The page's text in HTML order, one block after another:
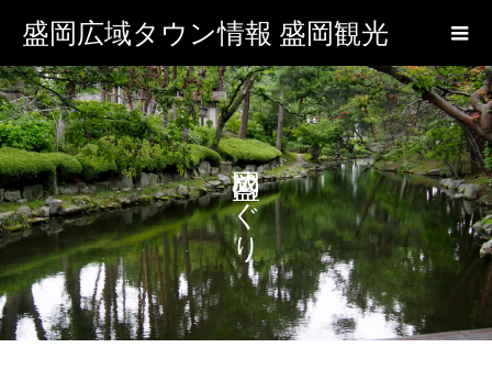
盛岡広域タウン情報 盛岡観光
盛岡めぐり